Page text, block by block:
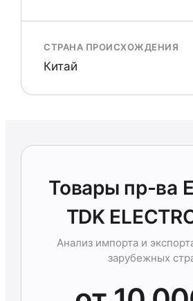
СТРАНА ПРОИСХОЖДЕНИЯ
Китай
Товары пр-ва
TDK
Анализ импорта и
зарубежных